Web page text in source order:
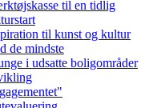
til en tidlig
til kunst og kultur
de mindste
i udsatte boligområder